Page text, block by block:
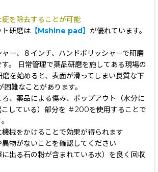
を除去することが可能
研磨は 【Mshine pad】 が優れています。
ー、８インチ、ハンドポリッシャーで研磨
。 日常管理で薬品研磨を施してある現場の
を始めると、表面が滑ってしまい良質な下
難なことがあります。
、薬品による傷み、ポップアウト（水分に
こしている）部分を ＃200を使用することで
機械をかけることで効果が得られます
異物がないことを確認してください
に出る石の粉が含まれている水）を良く回収